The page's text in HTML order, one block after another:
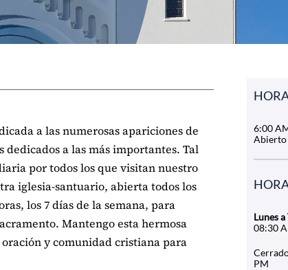
a las numerosas apariciones de
dedicados a las más importantes. Tal
por todos los que visitan nuestro
iglesia-santuario, abierta todos los
los 7 días de la semana, para
Mantengo esta hermosa
y comunidad cristiana para
6:00
Abierto
Lunes
08:30
PM